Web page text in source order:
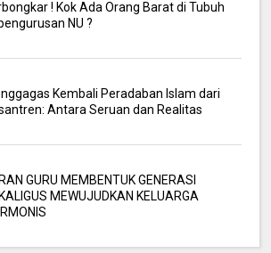
! Kok Ada Orang Barat di Tubuh
NU ?
Kembali Peradaban Islam dari
Antara Seruan dan Realitas
GURU MEMBENTUK GENERASI
MEWUJUDKAN KELUARGA